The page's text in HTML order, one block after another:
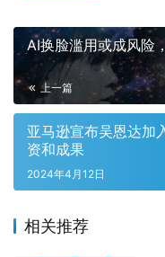
AI换脸滥用或成风险
上一篇
亚马逊宣布吴恩达加
资和成果
2024年4月12日
相关推荐